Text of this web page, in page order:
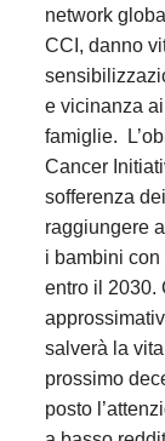
network
CCI, danno
e vicinanza
famiglie.
Cancer
sofferenza
raggiungere
i bambini
entro il 2030.
salverà la
prossimo
posto